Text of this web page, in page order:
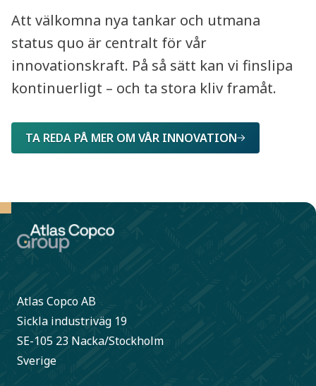
Att välkomna nya tankar och utmana
status quo är centralt för vår
innovationskraft. På så sätt kan vi finslipa
kontinuerligt – och ta stora kliv framåt.
TA REDA PÅ MER OM VÅR INNOVATION
Atlas Copco AB
Sickla industriväg 19
SE-105 23 Nacka/Stockholm
Sverige